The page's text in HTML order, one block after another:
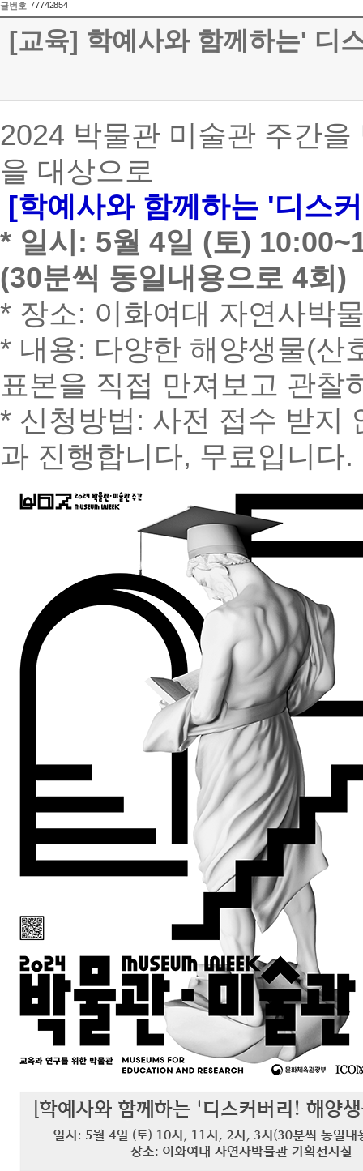
글번호 77742854
[교육] 학예사와 함께하는' 디
2024 박물관 미술관 주간
을 대상으로
[학예사와 함께하는 '디스
* 일시: 5월 4일 (토)
(30분씩 동일내용으로 4회)
* 장소: 이화여대 자연사박
* 내용: 다양한 해양생물(산
표본을 직접 만져보고 관찰
* 신청방법: 사전 접수 받지
과 진행합니다, 무료입니다.